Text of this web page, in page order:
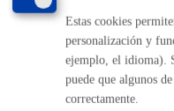
Estas cookies
personalización y
ejemplo, el idioma).
puede que algunos
correctamente.